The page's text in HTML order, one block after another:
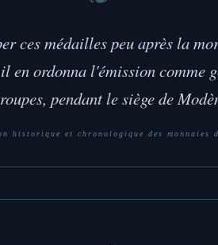
ces médailles peu après la
en ordonna l'émission comme
pendant le siège de
historique et chronologique des monnaies